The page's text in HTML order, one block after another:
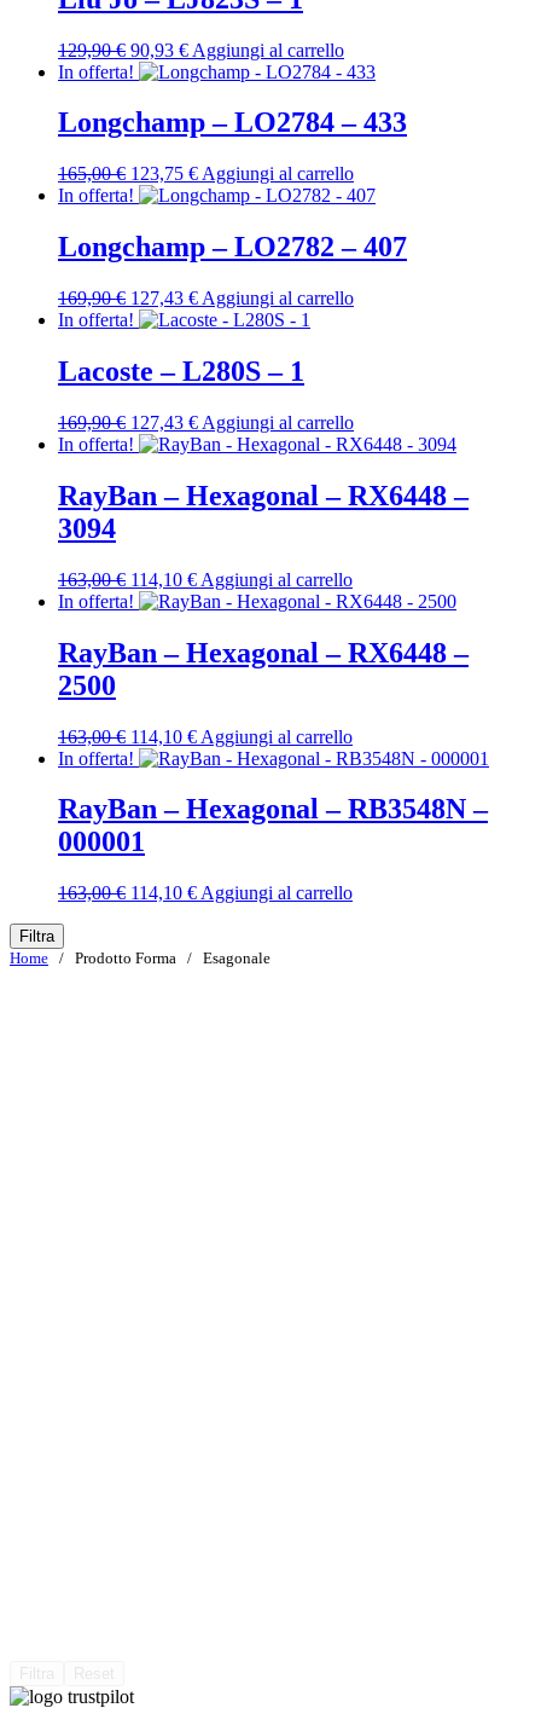
169,90 €.127,43 €.
129,90€ Il
prezzo
era:
129,90 €.
90,93 €Il
prezzo
è:
90,93 €.
Aggiungi al carrello
In offerta!
Longchamp – LO2784 – 433
165,00€ Il
prezzo
era:
165,00 €.
123,75 €Il
prezzo
123,75 €.
Aggiungi al carrello
In offerta!
Longchamp – LO2782 – 407
169,90€ Il
prezzo
era:
169,90 €.
127,43 €Il
prezzo
è:
127,43 €.
Aggiungi al carrello
In offerta!
Lacoste – L280S – 1
169,90€ Il
prezzo
169,90 €.
127,43 €Il
prezzo
è:
127,43 €.
Aggiungi al carrello
In offerta!
RayBan – Hexagonal – RX6448 –
3094
163,00€ Il
prezzo
163,00 €.
114,10 €Il
prezzo
è:
114,10 €.
Aggiungi al carrello
In offerta!
RayBan – Hexagonal – RX6448 –
2500
163,00€ Il
prezzo
era:
163,00 €.
114,10 €Il
prezzo
è:
114,10 €.
Aggiungi al carrello
In offerta!
RayBan – Hexagonal – RB3548N –
000001
163,00€ Il
era:
114,10 €Il
è:
Aggiungi al carrello
Filtra
Home / Prodotto Forma / Esagonale